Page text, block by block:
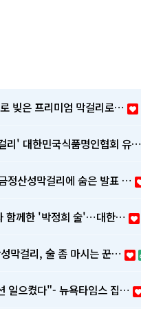
빚은 프리미엄 막걸리로…
리' 대한민국식품명인협회
정산성막걸리에 숨은 발표 …
함께한 '박정희 술'…대한…
막걸리, 술 좀 마시는 꾼…
일으켰다"- 뉴욕타임스 집…